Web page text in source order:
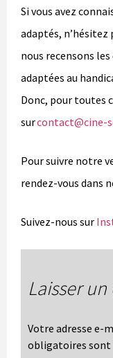
Si vous avez
adaptés, n’hésitez
nous recensons
adaptées au
Donc, pour toutes
surcontact@cine-
Pour suivre notre
rendez-vous dans
Suivez-nous sur
Laisser
Votre adresse e-
obligatoires sont